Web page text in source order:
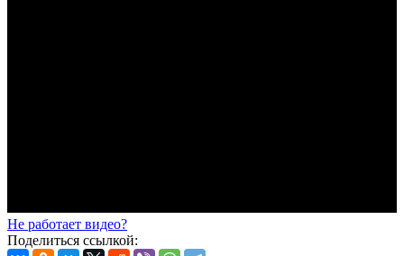
Не работает видео?
Поделиться ссылкой: